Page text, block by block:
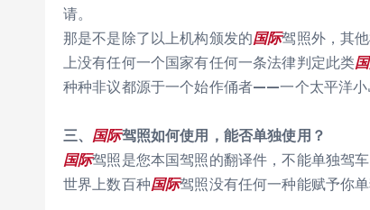
请。
那是不是除了以上机构颁发的国际驾照外，其
上没有任何一个国家有任何一条法律判定此类
种种非议都源于一个始作俑者——一个太平洋小
三、 国际驾照如何使用，能否单独使用？
国际驾照是您本国驾照的翻译件，不能单独驾车
世界上数百种国际驾照没有任何一种能赋予你